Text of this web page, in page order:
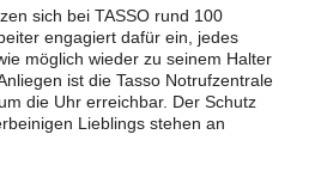
sich bei TASSO rund 100
engagiert dafür ein, jedes
möglich wieder zu seinem Halter
ist die Tasso Notrufzentrale
die Uhr erreichbar. Der Schutz
Lieblings stehen an